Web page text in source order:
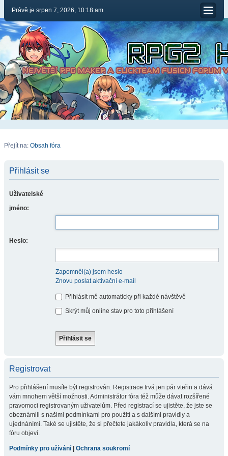
Právě je srpen 7, 2026, 10:18 am
Přejít na: Obsah fóra
Přihlásit se
Uživatelské
jméno:
Heslo:
Zapomněl(a) jsem heslo
Znovu poslat aktivační e-mail
Přihlásit mě automaticky při každé návštěvě
Skrýt můj online stav pro toto přihlášení
Registrovat
Pro přihlášení musíte být registrován. Registrace trvá jen pár vteřin a dává
vám mnohem větší možnosti. Administrátor fóra též může dávat rozšířené
pravomoci registrovaným uživatelům. Před registrací se ujistěte, že jste se
obeznámili s našimi podmínkami pro použití a s dalšími pravidly a
ujednáními. Také se ujistěte, že si přečtete jakákoliv pravidla, která se na
fóru objeví.
Podmínky pro užívání Ochrana soukromí